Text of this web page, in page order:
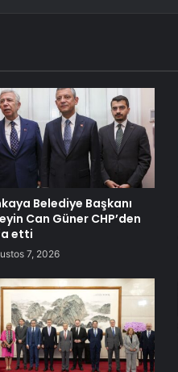
Belediye Başkanı
Can Güner CHP’den
etti
7, 2026